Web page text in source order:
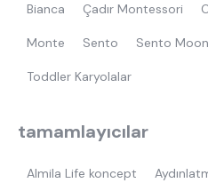
Bianca Çadır Montessori
Monte Sento Sento Moon
Toddler Karyolalar
tamamlayıcılar
Almila Life koncept